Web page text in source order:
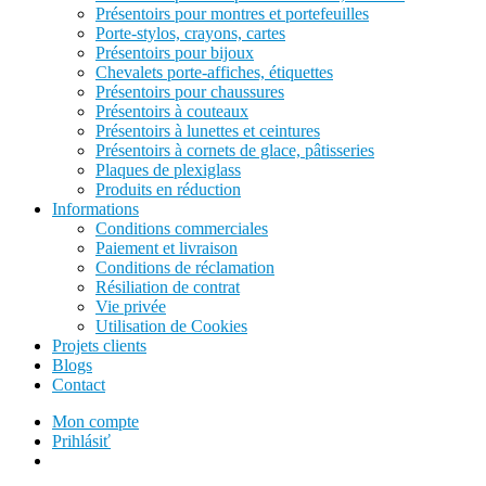
Présentoirs pour montres et portefeuilles
Porte-stylos, crayons, cartes
Présentoirs pour bijoux
Chevalets porte-affiches, étiquettes
Présentoirs pour chaussures
Présentoirs à couteaux
Présentoirs à lunettes et ceintures
Présentoirs à cornets de glace, pâtisseries
Plaques de plexiglass
Produits en réduction
Informations
Conditions commerciales
Paiement et livraison
Conditions de réclamation
Résiliation de contrat
Vie privée
Utilisation de Cookies
Projets clients
Blogs
Contact
Mon compte
Prihlásiť